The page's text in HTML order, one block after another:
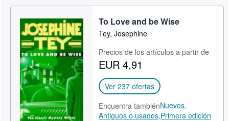
To Love and be Wise
Tey, Josephine
Precios de los artículos a partir de
EUR 4,91
Ver 237 ofertas
Encuentra tambiénNuevos,
Antiguos o usados,Primera edición